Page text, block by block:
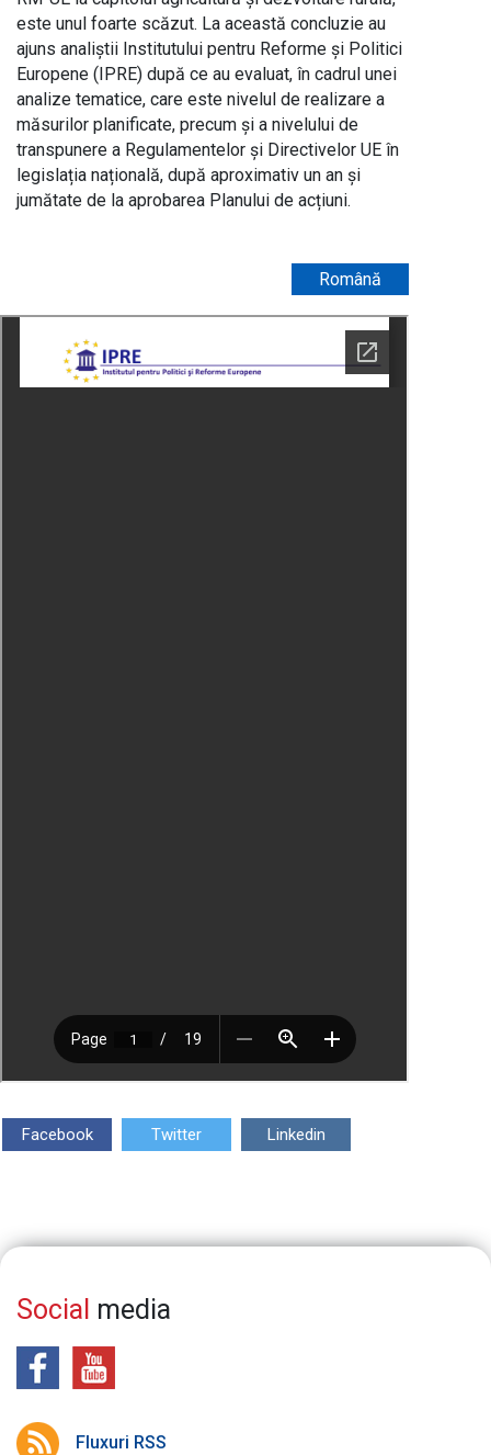
este unul foarte scăzut. La această concluzie au
ajuns analiștii Institutului pentru Reforme și Politici
Europene (IPRE) după ce au evaluat, în cadrul unei
analize tematice, care este nivelul de realizare a
măsurilor planificate, precum și a nivelului de
transpunere a Regulamentelor și Directivelor UE în
legislația națională, după aproximativ un an și
jumătate de la aprobarea Planului de acțiuni.
Română
Facebook Twitter Linkedin
Social media
Fluxuri RSS